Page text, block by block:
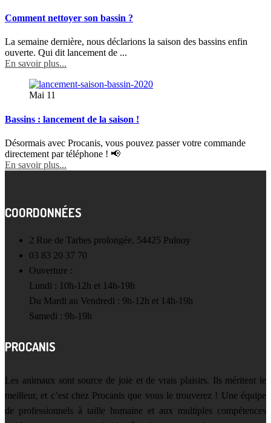
Comment nettoyer son bassin ?
La semaine dernière, nous déclarions la saison des bassins enfin
ouverte. Qui dit lancement de ...
En savoir plus...
Mai 11
Bassins : lancement de la saison !
Désormais avec Procanis, vous pouvez passer votre commande
directement par téléphone ! 📢
En savoir plus...
COORDONNÉES
2 Rue de Tarbes prolongée, 54425 Pulnoy
03 83 20 37 70
Ouverture :
Lundi : 10h-12h et 14h-19h
Du Mardi au Vendredi : 9h-12h et 14h-19h
Samedi : 9h-19h
PROCANIS
Les animaux sont source de joie et de vrais plaisirs. Ils méritent le
meilleur, et c’est chez Procanis que vous le trouverez ! Une équipe
de professionnels à taille humaine et aux multiples compétences